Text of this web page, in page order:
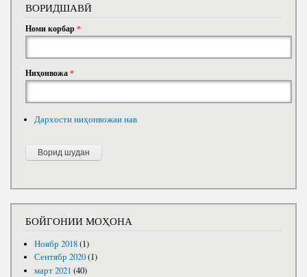
ВОРИДШАВӢ
Номи корбар*
Ниҳонвожа*
Дархости ниҳонвожаи нав
БОЙГОНИИ МОҲОНА
Ноябр 2018(1)
Сентябр 2020(1)
март 2021 (40)